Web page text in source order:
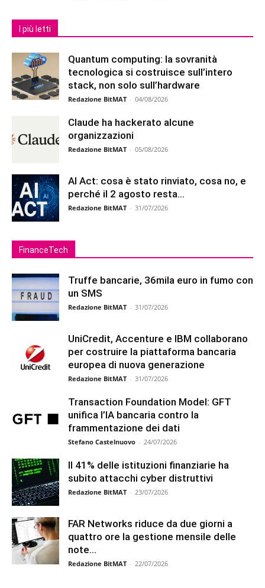
I più letti
Quantum computing: la sovranità
tecnologica si costruisce sull’intero
stack, non solo sull’hardware
Redazione BitMAT - 04/08/2026
Claude ha hackerato alcune
organizzazioni
Redazione BitMAT - 05/08/2026
AI Act: cosa è stato rinviato, cosa no, e
perché il 2 agosto resta...
Redazione BitMAT - 31/07/2026
FinanceTech
Truffe bancarie, 36mila euro in fumo con
un SMS
Redazione BitMAT - 31/07/2026
UniCredit, Accenture e IBM collaborano
per costruire la piattaforma bancaria
europea di nuova generazione
Redazione BitMAT - 31/07/2026
Transaction Foundation Model: GFT
unifica l’IA bancaria contro la
frammentazione dei dati
Stefano Castelnuovo - 24/07/2026
Il 41% delle istituzioni finanziarie ha
subito attacchi cyber distruttivi
Redazione BitMAT - 23/07/2026
FAR Networks riduce da due giorni a
quattro ore la gestione mensile delle
note...
Redazione BitMAT - 22/07/2026